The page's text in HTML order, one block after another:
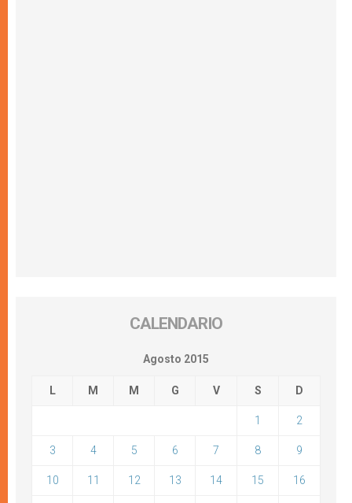
CALENDARIO
Agosto 2015
L M M G V S D
1 2
3 4 5 6 7 8 9
10 11 12 13 14 15 16